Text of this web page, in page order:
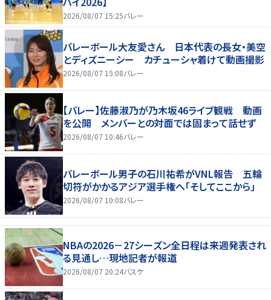
2026/08/07 15:25バレー
バレーボール大友愛さん 日本代表の長女・美空
とディズニーシー カチューシャ着けて動画撮影
2026/08/07 15:08バレー
【バレー】佐藤淑乃が乃木坂46ライブ観戦 動画
を公開 メンバーとの対面では固まって話せず
2026/08/07 10:46バレー
バレーボール男子の石川祐希がVNL報告 五輪
切符がかかるアジア選手権へ「そしてここから」
2026/08/07 10:08バレー
NBAの2026－27シーズン全日程は来週発表され
る見通し…現地記者が報道
2026/08/07 20:24バスケ